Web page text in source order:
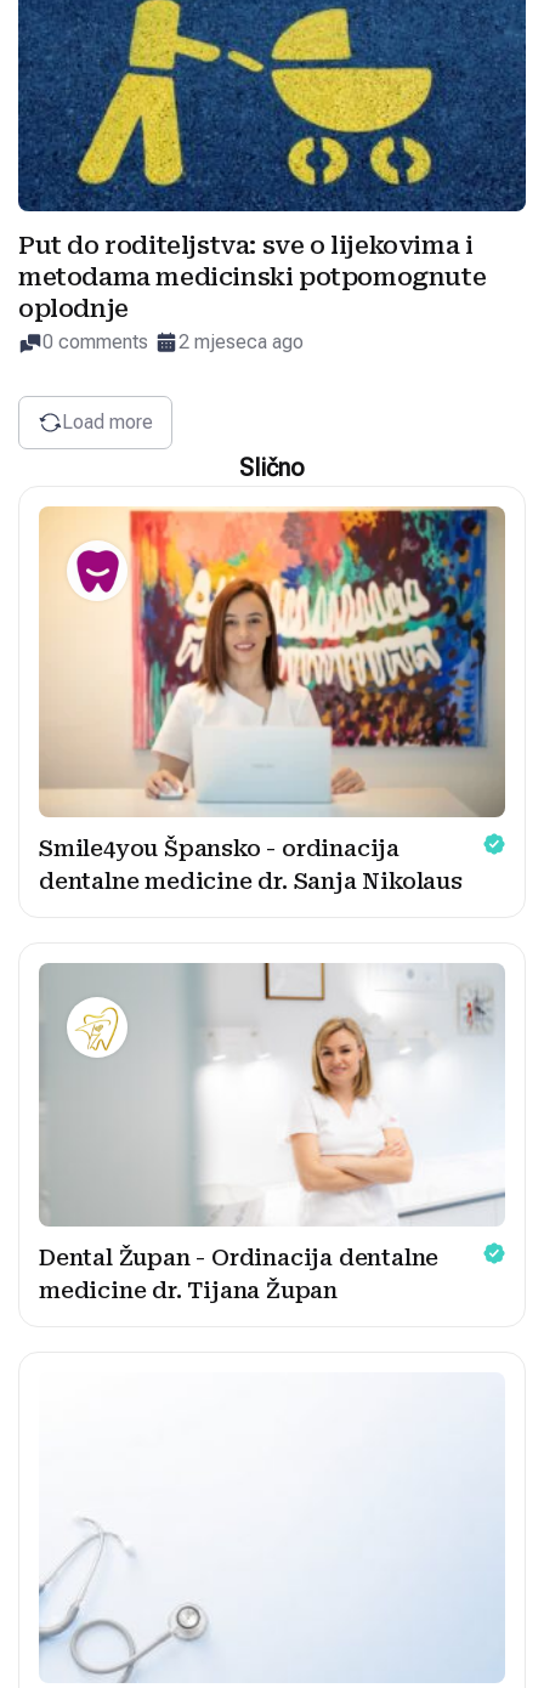
Put do roditeljstva: sve o lijekovima i
metodama medicinski potpomognute
oplodnje
0 comments 2 mjeseca ago
Load more
Slično
Smile4you Špansko - ordinacija
dentalne medicine dr. Sanja Nikolaus
Dental Župan - Ordinacija dentalne
medicine dr. Tijana Župan